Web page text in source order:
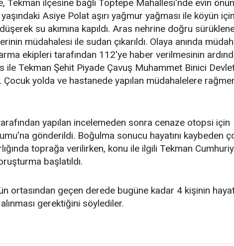
Tekman ilçesine bağlı Toptepe Mahallesi'nde evin
Asiye Polat aşırı yağmur yağması ile köyün
su akımına kapıldı. Aras nehrine doğru
müdahalesi ile sudan çıkarıldı. Olaya anında
ekipleri tarafından 112'ye haber verilmesinin
ile Tekman Şehit Piyade Çavuş Muhammet Binici
yolda ve hastanede yapılan müdahalelere
yapılan incelemeden sonra cenaze otopsi için
gönderildi. Boğulma sonucu hayatını kaybeden
toprağa verilirken, konu ile ilgili Tekman
başlatıldı.
ortasından geçen derede bugüne kadar 4 kişinin
gerektiğini söylediler.